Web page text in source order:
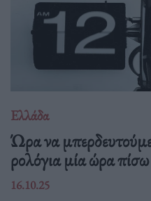
Ελλάδα
Ώρα να
ρολόγια μία ώρα
16.10.25